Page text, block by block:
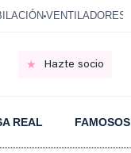
VENTILADORES
Hazte socio
REAL FAMOSOS